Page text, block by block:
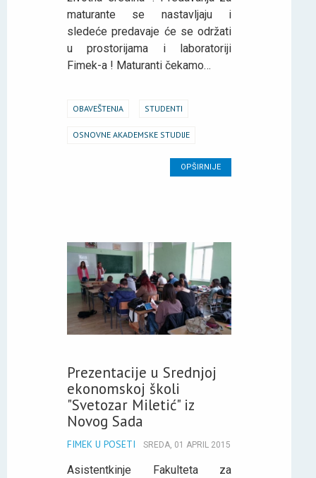
maturante se nastavljaju i
sledeće predavaje će se održati
u prostorijama i laboratoriji
Fimek-a ! Maturanti čekamo…
OBAVEŠTENJA STUDENTI
OSNOVNE AKADEMSKE STUDIJE
OPŠIRNIJE
Prezentacije u Srednjoj
ekonomskoj školi
"Svetozar Miletić" iz
Novog Sada
FIMEK U POSETI SREDA, 01 APRIL 2015
Asistentkinje Fakulteta za